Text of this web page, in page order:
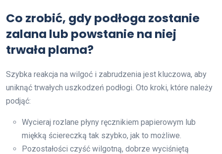
Co zrobić, gdy podłoga zostanie
zalana lub powstanie na niej
trwała plama?
Szybka reakcja na wilgoć i zabrudzenia jest kluczowa, aby
uniknąć trwałych uszkodzeń podłogi. Oto kroki, które należy
podjąć:
Wycieraj rozlane płyny ręcznikiem papierowym lub
miękką ściereczką tak szybko, jak to możliwe.
Pozostałości czyść wilgotną, dobrze wyciśniętą